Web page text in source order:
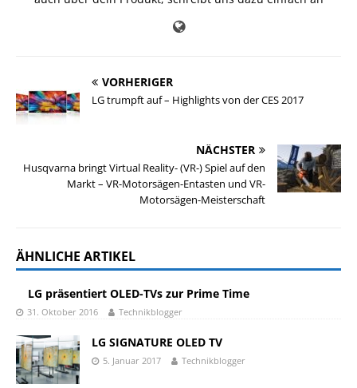
VORHERIGER
LG trumpft auf – Highlights von der CES 2017
NÄCHSTER
Husqvarna bringt Virtual Reality- (VR-) Spiel auf den
Markt – VR-Motorsägen-Entasten und VR-
Motorsägen-Meisterschaft
ÄHNLICHE ARTIKEL
LG präsentiert OLED-TVs zur Prime Time
31. Oktober 2016 Technikblogger
LG SIGNATURE OLED TV
5. Januar 2017 Technikblogger